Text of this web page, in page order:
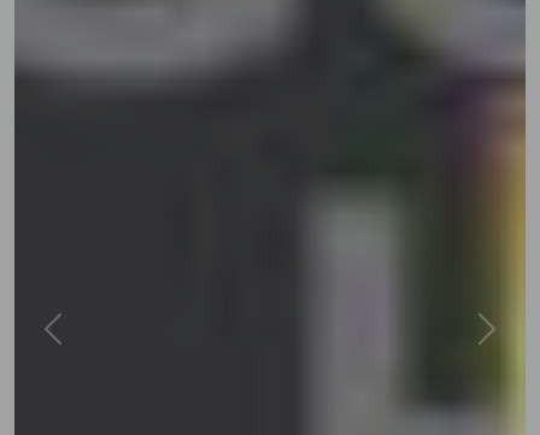
Previous Next